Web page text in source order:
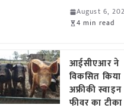
August 6,
4 min read
आईसीएआर ने
विकसित किया
अफ्रीकी स्वाइन
फीवर का टीका